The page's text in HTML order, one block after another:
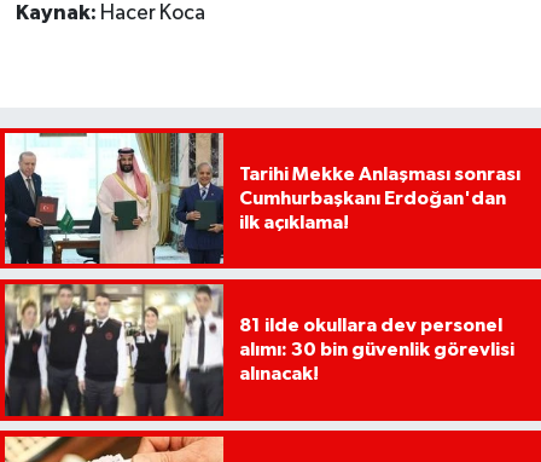
Kaynak: Hacer Koca
Tarihi Mekke Anlaşması sonrası
Cumhurbaşkanı Erdoğan'dan
ilk açıklama!
81 ilde okullara dev personel
alımı: 30 bin güvenlik görevlisi
alınacak!